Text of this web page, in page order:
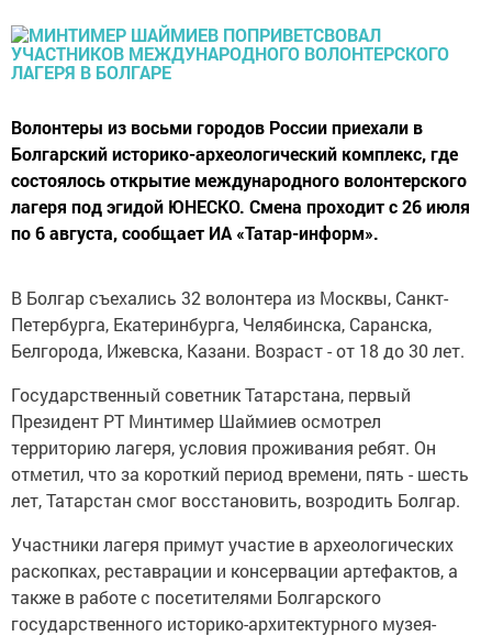
Волонтеры из восьми городов России приехали в
Болгарский историко-археологический комплекс, где
состоялось открытие международного волонтерского
лагеря под эгидой ЮНЕСКО. Смена проходит с 26 июля
по 6 августа, сообщает ИА «Татар-информ».
В Болгар съехались 32 волонтера из Москвы, Санкт-
Петербурга, Екатеринбурга, Челябинска, Саранска,
Белгорода, Ижевска, Казани. Возраст - от 18 до 30 лет.
Государственный советник Татарстана, первый
Президент РТ Минтимер Шаймиев осмотрел
территорию лагеря, условия проживания ребят. Он
отметил, что за короткий период времени, пять - шесть
лет, Татарстан смог восстановить, возродить Болгар.
Участники лагеря примут участие в археологических
раскопках, реставрации и консервации артефактов, а
также в работе с посетителями Болгарского
государственного историко-архитектурного музея-